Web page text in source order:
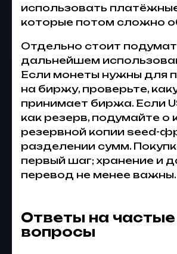
использовать
которые потом сложно
Отдельно стоит
дальнейшем
Если монеты нужны для
на биржу, проверьте,
принимает биржа. Если
как резерв, подумайте о
резервной копии seed-
разделении сумм.
первый шаг; хранение и
перевод не менее важны.
Ответы на частые
вопросы